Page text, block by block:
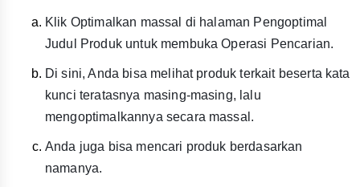
Klik Optimalkan massal di halaman Pengoptimal
Judul Produk untuk membuka Operasi Pencarian.
Di sini, Anda bisa melihat produk terkait beserta kata
kunci teratasnya masing-masing, lalu
mengoptimalkannya secara massal.
Anda juga bisa mencari produk berdasarkan
namanya.